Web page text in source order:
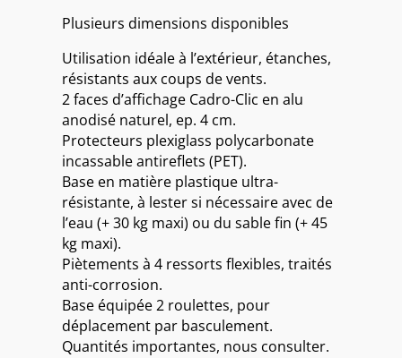
Plusieurs dimensions disponibles
Utilisation idéale à l’extérieur, étanches,
résistants aux coups de vents.
2 faces d’affichage Cadro-Clic en alu
anodisé naturel, ep. 4 cm.
Protecteurs plexiglass polycarbonate
incassable antireflets (PET).
Base en matière plastique ultra-
résistante, à lester si nécessaire avec de
l’eau (+ 30 kg maxi) ou du sable fin (+ 45
kg maxi).
Piètements à 4 ressorts flexibles, traités
anti-corrosion.
Base équipée 2 roulettes, pour
déplacement par basculement.
Quantités importantes, nous consulter.